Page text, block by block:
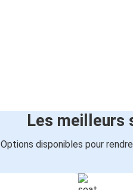
Les meilleurs
Options disponibles pour